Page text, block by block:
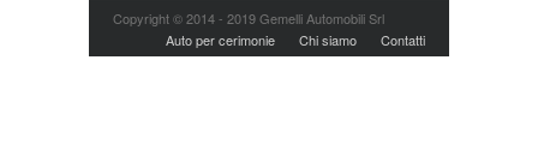
Copyright © 2014 - 2019 Gemelli Automobili Srl
Auto per cerimonie
Chi siamo Contatti